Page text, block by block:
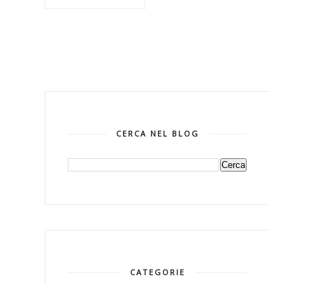
CERCA NEL BLOG
CATEGORIE